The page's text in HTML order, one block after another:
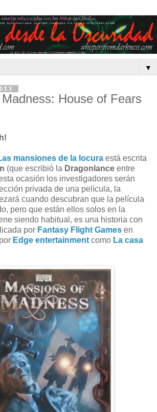
▼
House of Fears
mansiones de la locura está escrita
(que escribió la Dragonlance entre
ocasión los investigadores serán
privada de una película, la
cuando descubran que la película
pero que están ellos solos en la
siendo habitual, es una historia con
por Fantasy Flight Games en
Edge entertainment como La casa